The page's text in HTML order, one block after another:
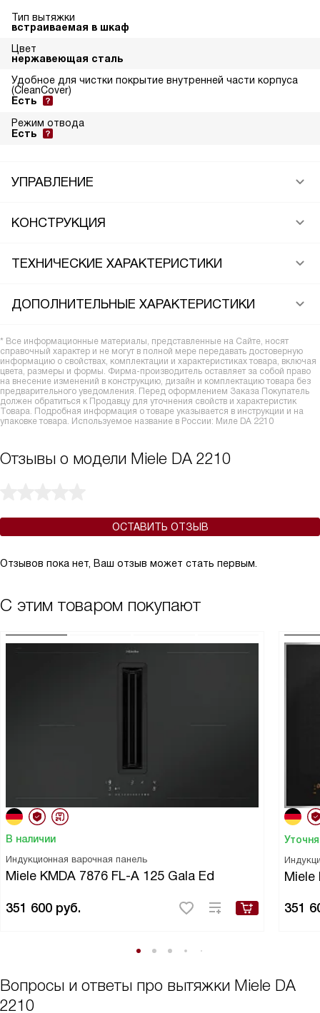
Тип вытяжки
встраиваемая в шкаф
Цвет
нержавеющая сталь
Удобное для чистки покрытие внутренней части корпуса
(CleanCover)
Есть
Режим отвода
Есть
УПРАВЛЕНИЕ
КОНСТРУКЦИЯ
ТЕХНИЧЕСКИЕ ХАРАКТЕРИСТИКИ
ДОПОЛНИТЕЛЬНЫЕ ХАРАКТЕРИСТИКИ
* Все информационные материалы, представленные на Сайте, носят
справочный характер и не могут в полной мере передавать достоверную
информацию о свойствах, комплектации и характеристиках товара, включая
цвета, размеры и формы. Фирма-производитель оставляет за собой право
на внесение изменений в конструкцию, дизайн и комплектацию товара без
предварительного уведомления. Перед оформлением Заказа Покупатель
должен обратиться к Продавцу для уточнения свойств и характеристик
Товара. Подробная информация о товаре указывается в инструкции и на
упаковке товара. Используемое название в России: Миле DA 2210
Отзывы о модели Miele DA 2210
ОСТАВИТЬ ОТЗЫВ
Отзывов пока нет, Ваш отзыв может стать первым.
С этим товаром покупают
В наличии
Индукционная варочная панель
Miele KMDA 7876 FL-A 125 Gala Ed
351 600 руб.
Miele
351
Вопросы и ответы про вытяжки Miele DA
2210